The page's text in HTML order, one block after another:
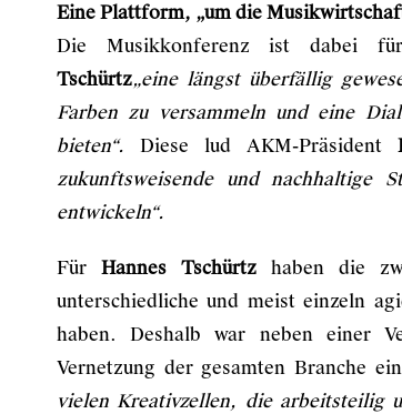
Eine Plattform, „um die
Die Musikkonferenz ist dabei für
Tschürtz„eine längst überfällig
Farben zu versammeln und eine
bieten“. Diese lud AKM-Präsident
zukunftsweisende und nachhaltige
entwickeln“.
Für Hannes Tschürtzhaben die
unterschiedliche und meist einzeln
haben. Deshalb war neben einer
Vernetzung der gesamten Branche
vielen Kreativzellen, die arbeitsteilig